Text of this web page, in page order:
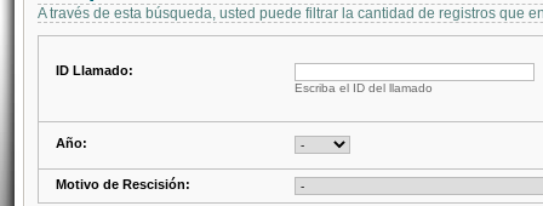
A través de esta búsqueda, usted puede filtrar la cantidad de registros que
ID Llamado:
Escriba el ID del llamado
Año:
Motivo de Rescisión: